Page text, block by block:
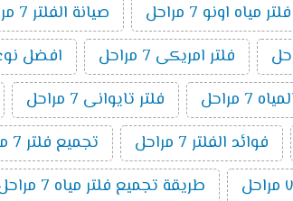
فلتر مياه اونو 7 مراحل صيانة الفلتر 7 مراحل
فلتر امريكى 7 مراحل افضل نوع
مراحل فلتر تايوانى 7 مراحل
فوائد الفلتر 7 مراحل تجميع فلتر 7 مراحل
طريقة تجميع فلتر مياه 7 مراحل